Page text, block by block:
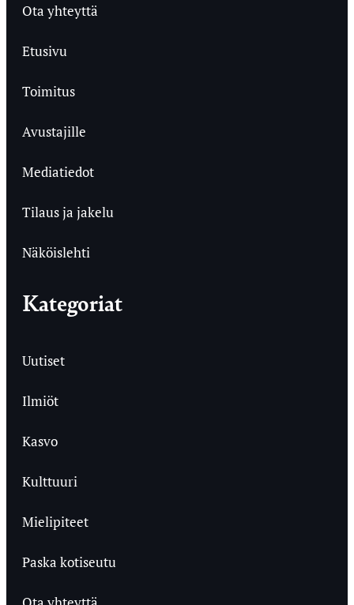
Ota yhteyttä
Etusivu
Toimitus
Avustajille
Mediatiedot
Tilaus ja jakelu
Näköislehti
Kategoriat
Uutiset
Ilmiöt
Kasvo
Kulttuuri
Mielipiteet
Paska kotiseutu